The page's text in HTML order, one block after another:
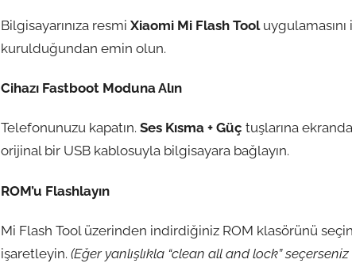
Bilgisayarınıza resmi Xiaomi Mi Flash Tool
kurulduğundan emin olun.
Cihazı Fastboot Moduna Alın
Telefonunuzu kapatın. Ses Kısma + Güç tuşlarına ekranda
orijinal bir USB kablosuyla bilgisayara bağlayın.
ROM’u Flashlayın
Mi Flash Tool üzerinden indirdiğiniz ROM klasörünü
işaretleyin. (Eğer yanlışlıkla “clean all and lock”